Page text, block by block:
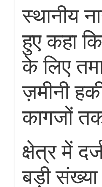
स्थानीय
हुए कहा
के लिए
ज़मीनी
कागजों
क्षेत्र में
बड़ी